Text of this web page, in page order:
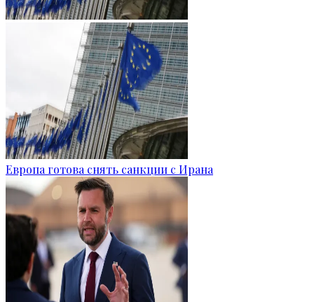
Европа готова снять санкции с Ирана